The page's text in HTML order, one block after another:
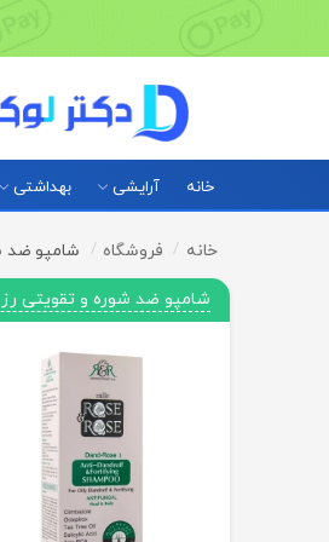
خانه آرایشی بهداشتی
خانه فروشگاه شامپو ضد
شامپو ضد شوره و تقویتی